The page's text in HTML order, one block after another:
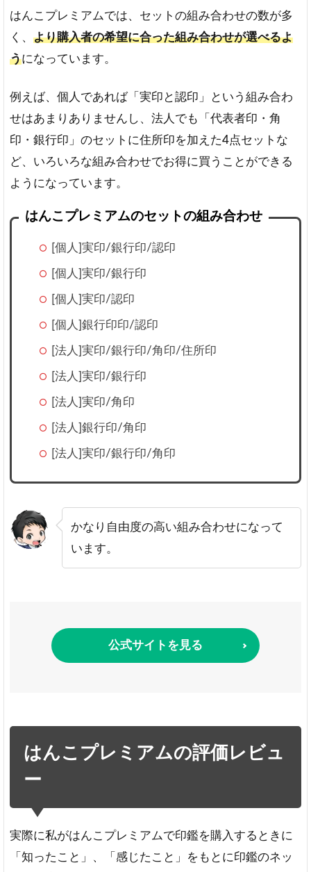
はんこプレミアムでは、セットの組み合わせの数が多
く、 より購入者の希望に合った組み合わせが選べるよ
うになっています。
例えば、個人であれば「実印と認印」という組み合わ
せはあまりありませんし、法人でも「代表者印・角
印・銀行印」のセットに住所印を加えた4点セットな
ど、いろいろな組み合わせでお得に買うことができる
ようになっています。
はんこプレミアムのセットの組み合わせ
[個人]実印/銀行印/認印
[個人]実印/銀行印
[個人]実印/認印
[個人]銀行印印/認印
[法人]実印/銀行印/角印/住所印
[法人]実印/銀行印
[法人]実印/角印
[法人]銀行印/角印
[法人]実印/銀行印/角印
かなり自由度の高い組み合わせになって
います。
公式サイトを見る
はんこプレミアムの評価レビュ
ー
実際に私がはんこプレミアムで印鑑を購入するときに
「知ったこと」、「感じたこと」をもとに印鑑のネッ